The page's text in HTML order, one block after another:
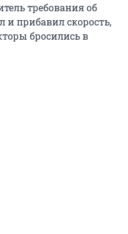
требования об
и прибавил скорость,
бросились в